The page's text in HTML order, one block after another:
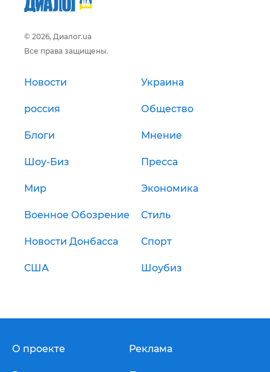
© 2026, Диалог.ua
Все права защищены.
Новости Украина
россия Общество
Блоги Мнение
Шоу-Биз Пресса
Мир Экономика
Военное Обозрение Стиль
Новости Донбасса Спорт
США Шоубиз
О проекте Реклама